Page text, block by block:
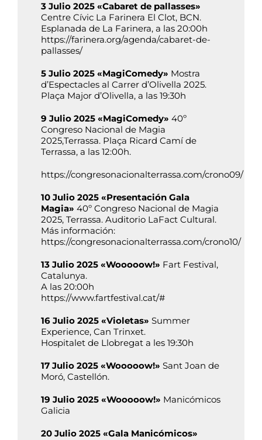
3 Julio 2025 «Cabaret de pallasses»
Centre Cívic La Farinera El Clot, BCN.
Esplanada de La Farinera, a las 20:00h
https://farinera.org/agenda/cabaret-de-
pallasses/
5 Julio 2025 «MagiComedy» Mostra
d’Espectacles al Carrer d’Olivella 2025.
Plaça Major d’Olivella, a las 19:30h
9 Julio 2025 «MagiComedy» 40º
Congreso Nacional de Magia
2025,Terrassa. Plaça Ricard Camí de
Terrassa, a las 12:00h.
https://congresonacionalterrassa.com/crono09/
10 Julio 2025 «Presentación Gala
Magia» 40º Congreso Nacional de Magia
2025, Terrassa. Auditorio LaFact Cultural.
Más información:
https://congresonacionalterrassa.com/crono10/
13 Julio 2025 «Wooooow!» Fart Festival,
Catalunya.
A las 20:00h
https://www.fartfestival.cat/#
16 Julio 2025 «Violetas» Summer
Experience, Can Trinxet.
Hospitalet de Llobregat a les 19:30h
17 Julio 2025 «Wooooow!» Sant Joan de
Moró, Castellón.
19 Julio 2025 «Wooooow!» Manicómicos
Galicia
20 Julio 2025 «Gala Manicómicos»